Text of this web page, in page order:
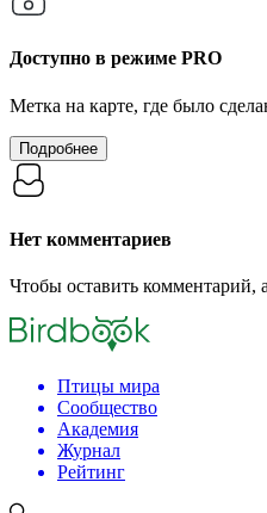
Доступно в режиме PRO
Метка на карте, где было
Подробнее
Нет комментариев
Чтобы оставить комментарий,
Птицы мира
Сообщество
Академия
Журнал
Рейтинг